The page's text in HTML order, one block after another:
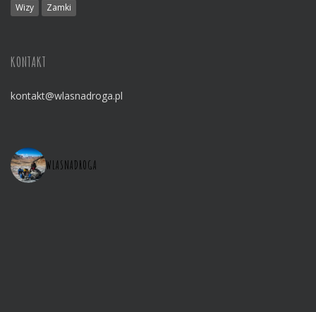
Wizy
Zamki
KONTAKT
kontakt@wlasnadroga.pl
WLASNADROGA